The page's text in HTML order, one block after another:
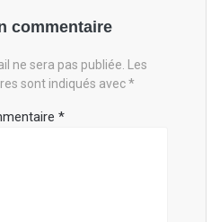
commentaire
ne sera pas publiée.
Les
sont indiqués avec*
*